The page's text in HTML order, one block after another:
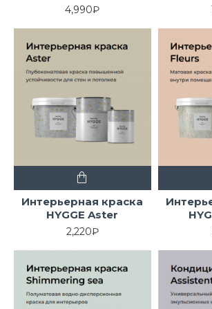
4,990₽
Интерьерная краска
HYGGE Aster
2,220₽